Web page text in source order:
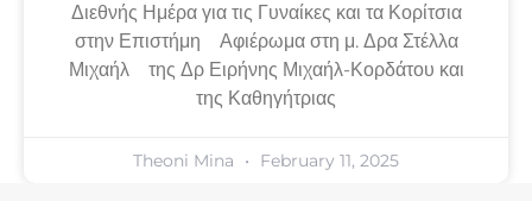
Διεθνής Ημέρα για τις Γυναίκες και τα Κορίτσια
στην Επιστήμη Αφιέρωμα στη μ. Δρα Στέλλα
Μιχαήλ της Δρ Ειρήνης Μιχαήλ-Κορδάτου και
της Καθηγήτριας
Theoni Mina February 11, 2025